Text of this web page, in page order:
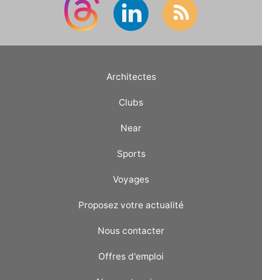
Architectes
Clubs
Near
Sports
Voyages
Proposez votre actualité
Nous contacter
Offres d'emploi